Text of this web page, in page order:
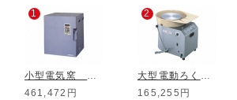
1
小型電気窯 DMT-01
461,472円
2
大型電動ろくろ RK-3D
165,255円